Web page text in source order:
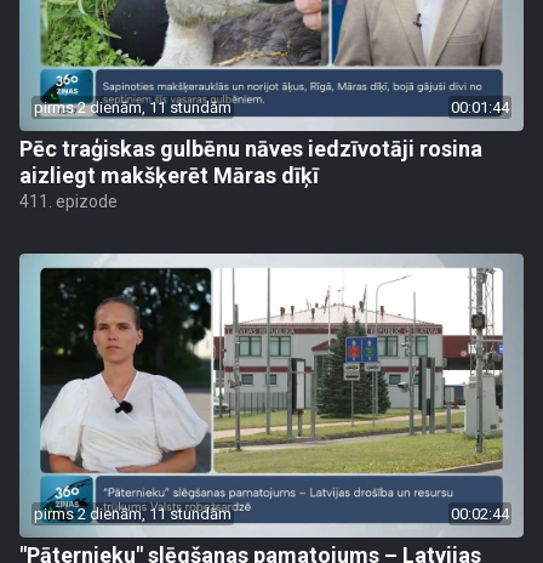
pirms 2 dienām, 11 stundām 00:01:44
Pēc traģiskas gulbēnu nāves iedzīvotāji rosina
aizliegt makšķerēt Māras dīķī
411. epizode
pirms 2 dienām, 11 stundām 00:02:44
"Pāternieku" slēgšanas pamatojums – Latvijas